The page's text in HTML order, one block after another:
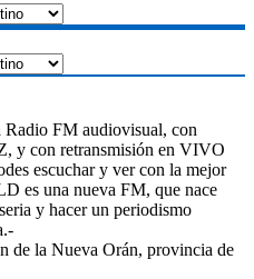
FM audiovisual, con
y con retransmisión en VIVO
escuchar y ver con la mejor
es una nueva FM, que nace
y hacer un periodismo
de la Nueva Orán, provincia de